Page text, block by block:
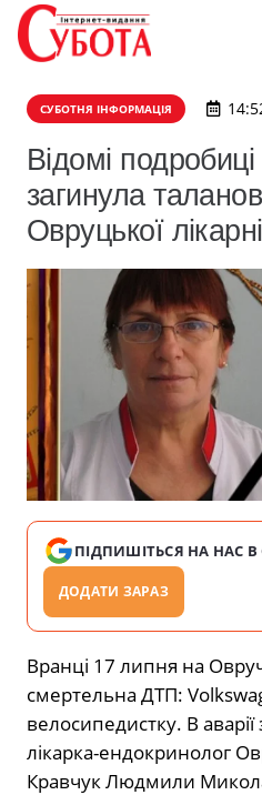
СУБОТНЯ ІНФОРМАЦІЯ
Відомі
загинула
Овруцької лікарні
ПІДПИШІТЬСЯ НА НАС В
ДОДАТИ ЗАРАЗ
Вранці 17 липня на
смертельна ДТП:
велосипедистку. В
лікарка-ендокринолог
Кравчук Людмили